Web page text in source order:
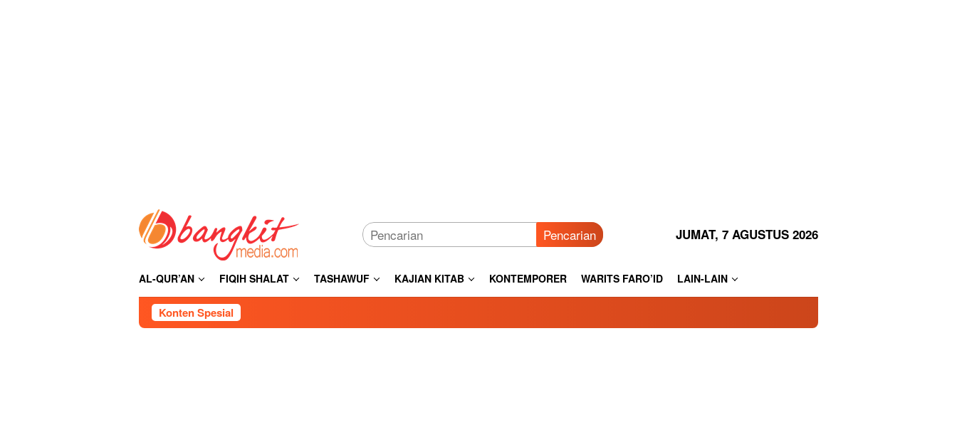
Pencarian JUMAT, 7 AGUSTUS 2026
AL-QUR’AN FIQIH SHALAT TASHAWUF KAJIAN KITAB KONTEMPORER WARITS FARO’ID LAIN-LAIN
Konten Spesial